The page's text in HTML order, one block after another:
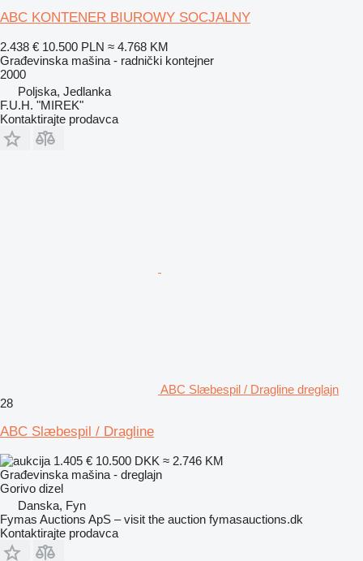
ABC KONTENER BIUROWY SOCJALNY
2.438 € 10.500 PLN ≈ 4.768 KM
Građevinska mašina - radnički kontejner
2000
Poljska, Jedlanka
F.U.H. "MIREK"
Kontaktirajte prodavca
ABC Slæbespil / Dragline dreglajn
28
ABC Slæbespil / Dragline
1.405 € 10.500 DKK ≈ 2.746 KM
Građevinska mašina - dreglajn
Gorivo dizel
Danska, Fyn
Fymas Auctions ApS – visit the auction fymasauctions.dk
Kontaktirajte prodavca